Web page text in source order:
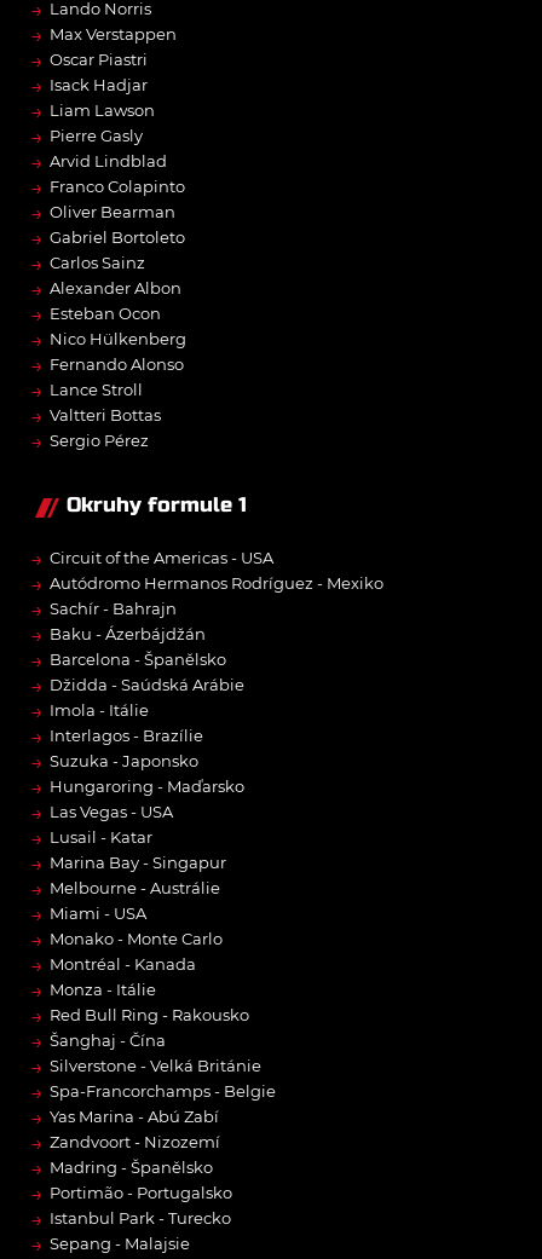
→ Lando Norris
→ Max Verstappen
→ Oscar Piastri
→ Isack Hadjar
→ Liam Lawson
→ Pierre Gasly
→ Arvid Lindblad
→ Franco Colapinto
→ Oliver Bearman
→ Gabriel Bortoleto
→ Carlos Sainz
→ Alexander Albon
→ Esteban Ocon
→ Nico Hülkenberg
→ Fernando Alonso
→ Lance Stroll
→ Valtteri Bottas
→ Sergio Pérez
Okruhy formule 1
→ Circuit of the Americas - USA
→ Autódromo Hermanos Rodríguez - Mexiko
→ Sachír - Bahrajn
→ Baku - Ázerbájdžán
→ Barcelona - Španělsko
→ Džidda - Saúdská Arábie
→ Imola - Itálie
→ Interlagos - Brazílie
→ Suzuka - Japonsko
→ Hungaroring - Maďarsko
→ Las Vegas - USA
→ Lusail - Katar
→ Marina Bay - Singapur
→ Melbourne - Austrálie
→ Miami - USA
→ Monako - Monte Carlo
→ Montréal - Kanada
→ Monza - Itálie
→ Red Bull Ring - Rakousko
→ Šanghaj - Čína
→ Silverstone - Velká Británie
→ Spa-Francorchamps - Belgie
→ Yas Marina - Abú Zabí
→ Zandvoort - Nizozemí
→ Madring - Španělsko
→ Portimão - Portugalsko
→ Istanbul Park - Turecko
→ Sepang - Malajsie